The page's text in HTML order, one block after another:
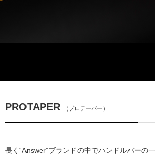
PROTAPER （プロテーパー）
長く“Answer”ブランドの中でハンドルバーの